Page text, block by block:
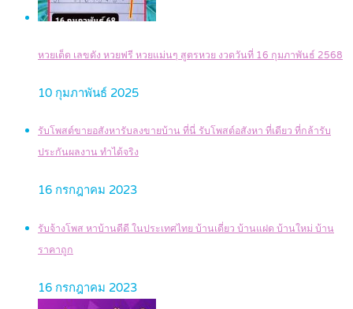
หวยเด็ด เลขดัง หวยฟรี หวยแม่นๆ สูตรหวย งวดวันที่ 16 กุมภาพันธ์ 2568
10 กุมภาพันธ์ 2025
รับโพสต์ขายอสังหารับลงขายบ้าน ที่นี่ รับโพสต์อสังหา ที่เดียว ที่กล้ารับ
ประกันผลงาน ทำได้จริง
16 กรกฎาคม 2023
รับจ้างโพส หาบ้านดีดี ในประเทศไทย บ้านเดี่ยว บ้านแฝด บ้านใหม่ บ้าน
ราคาถูก
16 กรกฎาคม 2023